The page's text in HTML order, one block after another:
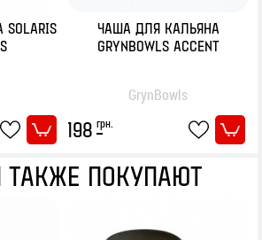
ЧАША ДЛЯ КАЛЬЯНА
GRYNBOWLS ACCENT
GrynBowls
198 грн.
ТАКЖЕ ПОКУПАЮТ